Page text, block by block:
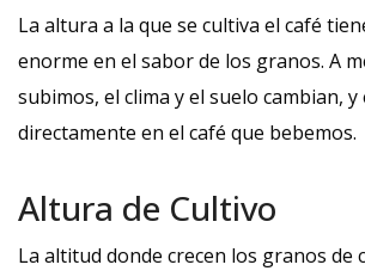
La altura a la que se cultiva el café
enorme en el sabor de los granos. A
subimos, el clima y el suelo cambian, y
directamente en el café que bebemos.
Altura de Cultivo
La altitud donde crecen los granos de